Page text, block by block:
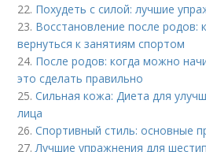
22. Похудеть с силой: лучшие
23. Восстановление после родов:
вернуться к занятиям спортом
24. После родов: когда можно
это сделать правильно
25.Сильная кожа: Диета для
лица
26.Спортивный стиль: основные
27. Лучшие упражнения для